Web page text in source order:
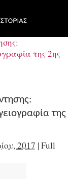
της 2ης
της
2017 |Full